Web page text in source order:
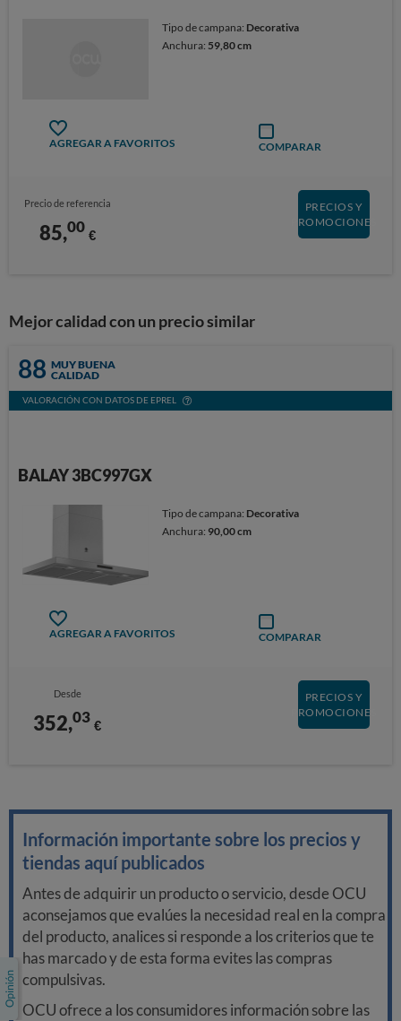
Tipo de campana: Decorativa
Anchura: 59,80 cm
AGREGAR A FAVORITOS COMPARAR
Precio de referencia
85,00 €
PRECIOS Y
PROMOCIONES
Mejor calidad con un precio similar
88 MUY BUENA
CALIDAD
VALORACIÓN CON DATOS DE EPREL
BALAY 3BC997GX
Tipo de campana: Decorativa
Anchura: 90,00 cm
AGREGAR A FAVORITOS COMPARAR
Desde
352,03 €
PRECIOS Y
PROMOCIONES
Información importante sobre los precios y
tiendas aquí publicados
Antes de adquirir un producto o servicio, desde OCU
aconsejamos que evalúes la necesidad real en la compra
del producto, analices si responde a los criterios que te
has marcado y de esta forma evites las compras
compulsivas.
OCU ofrece a los consumidores información sobre las